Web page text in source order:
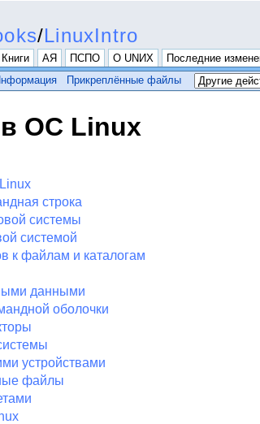
/LinuxIntro
Книги АЯ ПСПО О UNИX Последние
Прикреплённые файлы
ОС Linux
строка
системы
системой
к файлам и каталогам
данными
оболочки
устройствами
файлы